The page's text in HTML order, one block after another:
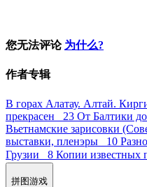
您无法评论 为什么?
作者专辑
В горах Алатау. Алтай.
прекрасен 23 От Балтики
Вьетнамские зарисовки
выставки, пленэры 10
Грузии 8 Копии известных
拼图游戏